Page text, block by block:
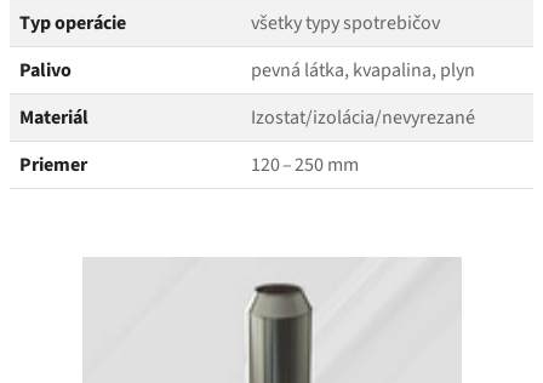
Typ operácie
všetky typy spotrebičov
Palivo
pevná látka, kvapalina, plyn
Materiál
Izostat/​izolácia/​nevyrezané
Priemer
120 – 250 mm